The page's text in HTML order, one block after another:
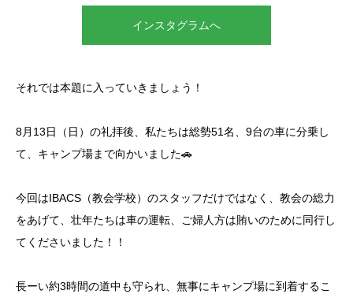
インスタグラムへ
それでは本題に入っていきましょう！
8月13日（日）の礼拝後、私たちは総勢51名、9台の車に分乗し
て、キャンプ場まで向かいました🚗
今回はIBACS（教会学校）のスタッフだけではなく、教会の総力
をあげて、壮年たちは車の運転、ご婦人方は賄いのために同行し
てくださいました！！
長ーい約3時間の道中も守られ、無事にキャンプ場に到着するこ